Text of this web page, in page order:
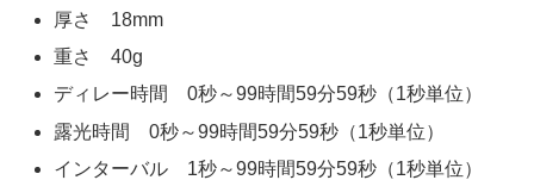
厚さ 18mm
重さ 40g
ディレー時間 0秒～99時間59分59秒（1秒単位）
露光時間 0秒～99時間59分59秒（1秒単位）
インターバル 1秒～99時間59分59秒（1秒単位）